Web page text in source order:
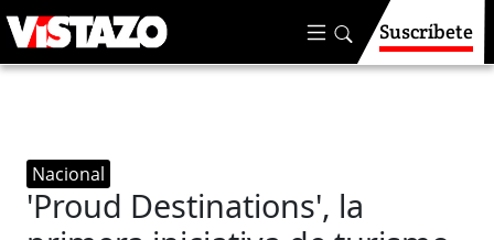
Suscríbete
Nacional
'Proud Destinations', la